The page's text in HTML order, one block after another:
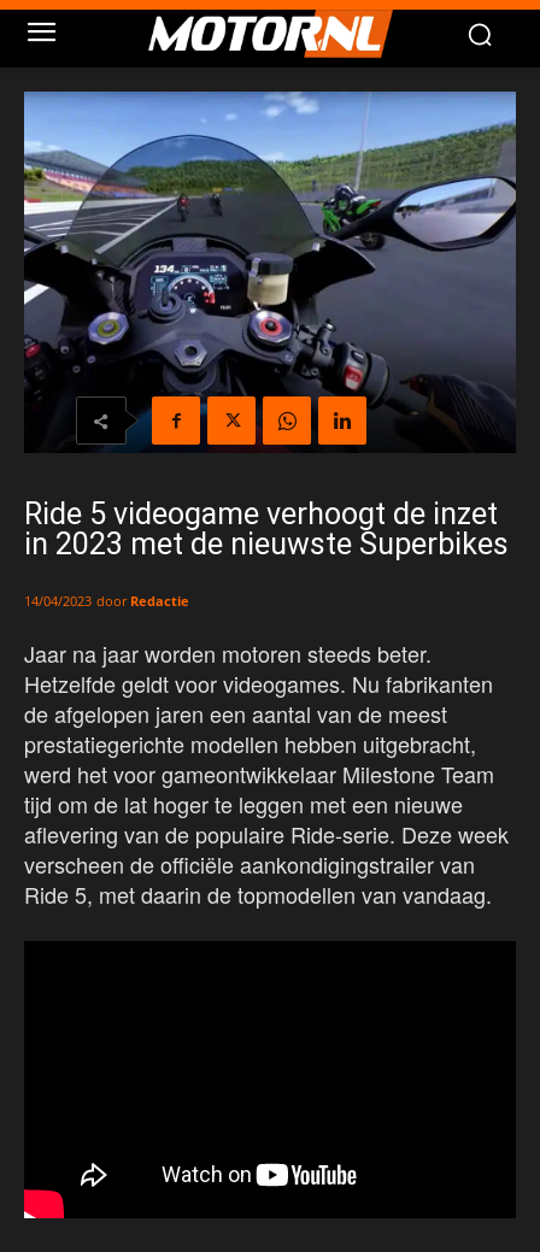
Ride 5 videogame verhoogt de inzet
in 2023 met de nieuwste Superbikes
14/04/2023 door Redactie
Jaar na jaar worden motoren steeds beter.
Hetzelfde geldt voor videogames. Nu fabrikanten
de afgelopen jaren een aantal van de meest
prestatiegerichte modellen hebben uitgebracht,
werd het voor gameontwikkelaar Milestone Team
tijd om de lat hoger te leggen met een nieuwe
aflevering van de populaire Ride-serie. Deze week
verscheen de officiële aankondigingstrailer van
Ride 5, met daarin de topmodellen van vandaag.